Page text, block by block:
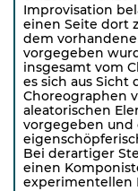
Improvisation
einen Seite dort
dem
vorgegeben
insgesamt vom
es sich aus Sicht
Choreographen
aleatorischen
vorgegeben und
Bei derartiger
einen
experimentellen